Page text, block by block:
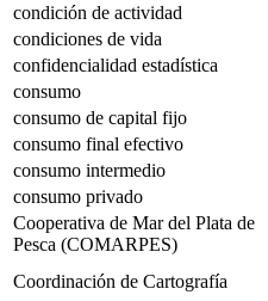
condición de actividad
condiciones de vida
confidencialidad estadística
consumo
consumo de capital fijo
consumo final efectivo
consumo intermedio
consumo privado
Cooperativa de Mar del Plata de
Pesca (COMARPES)
Coordinación de Cartografía